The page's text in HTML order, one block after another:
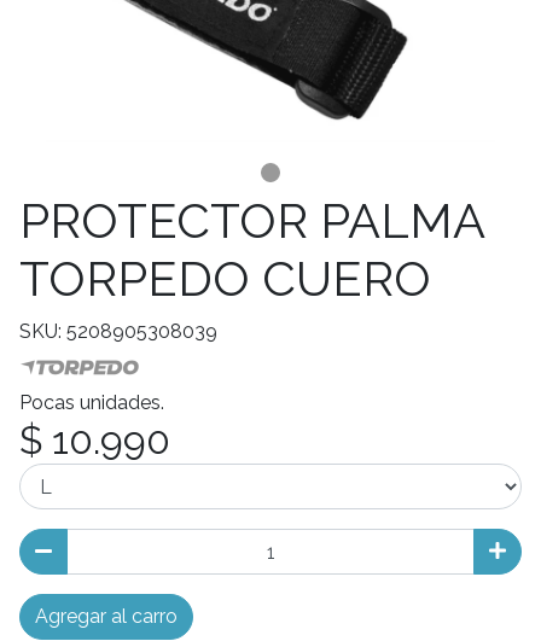
PROTECTOR PALMA
TORPEDO CUERO
SKU: 5208905308039
Pocas unidades.
$ 10.990
Agregar al carro